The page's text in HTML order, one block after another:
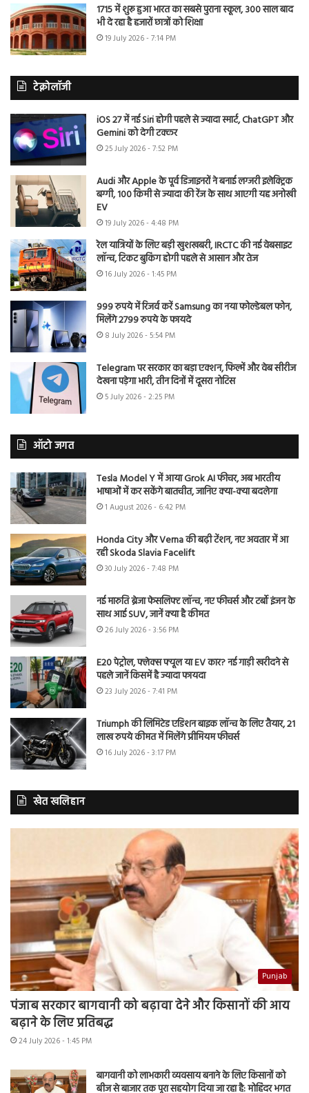
1715 में शुरू हुआ भारत का सबसे पुराना स्कूल, 300 साल बाद
भी दे रहा है हजारों छात्रों को शिक्षा
19 July 2026 - 7:14 PM
टेक्नोलॉजी
iOS 27 में नई Siri होगी पहले से ज्यादा स्मार्ट, ChatGPT और
Gemini को देगी टक्कर
25 July 2026 - 7:52 PM
Audi और Apple के पूर्व डिजाइनरों ने बनाई लग्जरी इलेक्ट्रिक
बग्गी, 100 किमी से ज्यादा की रेंज के साथ आएगी यह अनोखी
EV
19 July 2026 - 4:48 PM
रेल यात्रियों के लिए बड़ी खुशखबरी, IRCTC की नई वेबसाइट
लॉन्च, टिकट बुकिंग होगी पहले से आसान और तेज
16 July 2026 - 1:45 PM
999 रुपये में रिजर्व करें Samsung का नया फोल्डेबल फोन,
मिलेंगे 2799 रुपये के फायदे
8 July 2026 - 5:54 PM
Telegram पर सरकार का बड़ा एक्शन, फिल्में और वेब सीरीज
देखना पड़ेगा भारी, तीन दिनों में दूसरा नोटिस
5 July 2026 - 2:25 PM
ऑटो जगत
Tesla Model Y में आया Grok AI फीचर, अब भारतीय
भाषाओं में कर सकेंगे बातचीत, जानिए क्या-क्या बदलेगा
1 August 2026 - 6:42 PM
Honda City और Verna की बढ़ी टेंशन, नए अवतार में आ
रही Skoda Slavia Facelift
30 July 2026 - 7:48 PM
नई मारुति ब्रेजा फेसलिफ्ट लॉन्च, नए फीचर्स और टर्बो इंजन के
साथ आई SUV, जानें क्या है कीमत
26 July 2026 - 3:56 PM
E20 पेट्रोल, फ्लेक्स फ्यूल या EV कार? नई गाड़ी खरीदने से
पहले जानें किसमें है ज्यादा फायदा
23 July 2026 - 7:41 PM
Triumph की लिमिटेड एडिशन बाइक लॉन्च के लिए तैयार, 21
लाख रुपये कीमत में मिलेंगे प्रीमियम फीचर्स
16 July 2026 - 3:17 PM
खेत खलिहान
Punjab
पंजाब सरकार बागवानी को बढ़ावा देने और किसानों की आय
बढ़ाने के लिए प्रतिबद्ध
24 July 2026 - 1:45 PM
बागवानी को लाभकारी व्यवसाय बनाने के लिए किसानों को
बीज से बाजार तक पूरा सहयोग दिया जा रहा है: मोहिंदर भगत